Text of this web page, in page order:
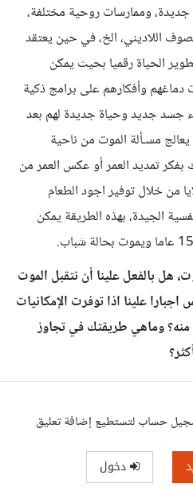
وممارسات روحية مختلفة،
اللاديني، الخ، في حين يعتقد
الحياة رقميا بحيث يمكن
وأفكارهم على برامج ذكية
جسد جديد وحياة جديدة لهم بعد
مسـألة الموت من ناحية
تمديد العمر أو عكس العمر من
من خلال توفير اجود الطعام
الجيدة، بهذه الطريقة يمكن
هل بالفعل علينا أن نتقبل الموت
علينا اذا توفرت الإمكانيات
منه؟ وماهي طريقتك في تجاوز
حساب لتستطيع إضافة تعليق
دخول